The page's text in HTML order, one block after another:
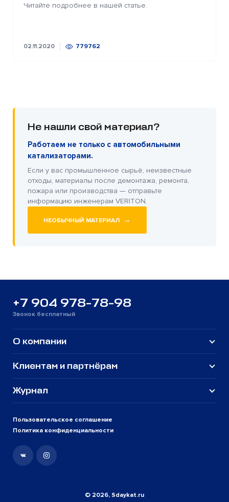
Читайте подробнее в нашей статье.
02.11.2020 779762
Не нашли свой материал?
Работаем не только с автомобильными
катализаторами.
Если у вас промышленное сырьё, неизвестные
отходы, материалы после демонтажа, ремонта,
пожара или производства — отправьте
информацию инженерам VERITON.
НЕОБЫЧНЫЙ МАТЕРИАЛ →
+7 904 978-78-98
Звонок бесплатный
Пользовательское соглашение
Политика конфиденциальности
О компании
Клиентам и партнёрам
Журнал
© 2026, Sdaykat.ru